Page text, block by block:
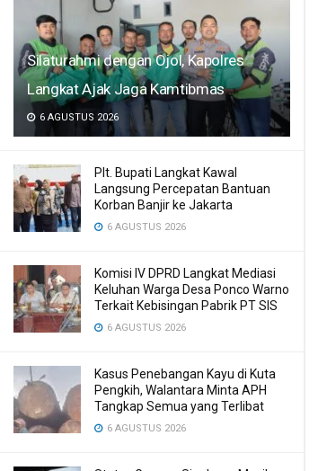
Silaturahmi dengan Ojol, Kapolres
Langkat Ajak Jaga Kamtibmas
6 AGUSTUS 2026
Plt. Bupati Langkat Kawal
Langsung Percepatan Bantuan
Korban Banjir ke Jakarta
6 AGUSTUS 2026
Komisi IV DPRD Langkat Mediasi
Keluhan Warga Desa Ponco Warno
Terkait Kebisingan Pabrik PT SIS
6 AGUSTUS 2026
Kasus Penebangan Kayu di Kuta
Pengkih, Walantara Minta APH
Tangkap Semua yang Terlibat
6 AGUSTUS 2026